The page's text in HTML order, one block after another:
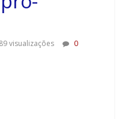
visualizações
0